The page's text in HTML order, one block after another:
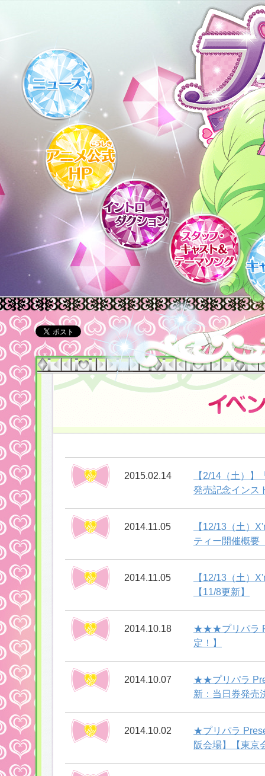
2015.02.14
【2/14（土）
発売記念インス
2014.11.05
【12/13（土）
ティー開催概要
2014.11.05
【12/13（土）
【11/8更新】
2014.10.18
★★★プリパラ
定！】
2014.10.07
★★プリパラ
新：当日券発売
2014.10.02
★プリパラ
阪会場】【東京